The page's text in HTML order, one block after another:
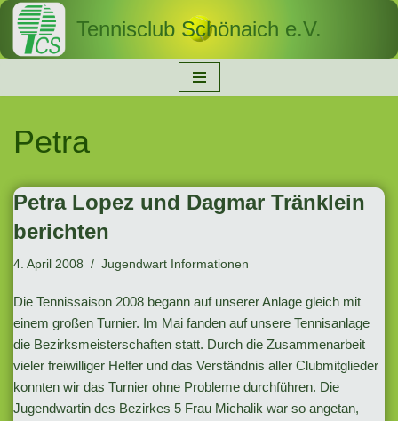
Zum
Tennisclub Schönaich e.V.
Petra
Petra Lopez und Dagmar Tränklein
berichten
4. April 2008 Jugendwart Informationen
Die Tennissaison 2008 begann auf unserer Anlage gleich mit
einem großen Turnier. Im Mai fanden auf unsere Tennisanlage
die Bezirksmeisterschaften statt. Durch die Zusammenarbeit
vieler freiwilliger Helfer und das Verständnis aller Clubmitglieder
konnten wir das Turnier ohne Probleme durchführen. Die
Jugendwartin des Bezirkes 5 Frau Michalik war so angetan,